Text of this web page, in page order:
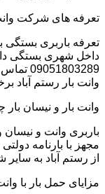
تعرفه های شرکت وانت بار
تعرفه باربری بستگی
داخل شهری بستگی
وانت بار رستم آباد
وانت بار و نیسان
باربری وانت و نیسان
مجهز با بارنامه
از رستم آباد به
مزایای حمل بار با